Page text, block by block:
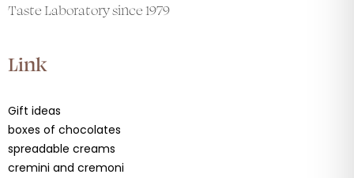
Taste Laboratory since 1979
Link
Gift ideas
boxes of chocolates
spreadable creams
cremini and cremoni